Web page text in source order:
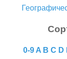
0-9 A B C D